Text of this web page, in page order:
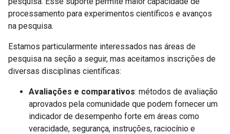
processamento para experimentos científicos e avanços
na pesquisa.
Estamos particularmente interessados nas áreas de
pesquisa na seção a seguir, mas aceitamos inscrições de
diversas disciplinas científicas:
Avaliações e comparativos: métodos de avaliação
aprovados pela comunidade que podem fornecer um
indicador de desempenho forte em áreas como
veracidade, segurança, instruções, raciocínio e